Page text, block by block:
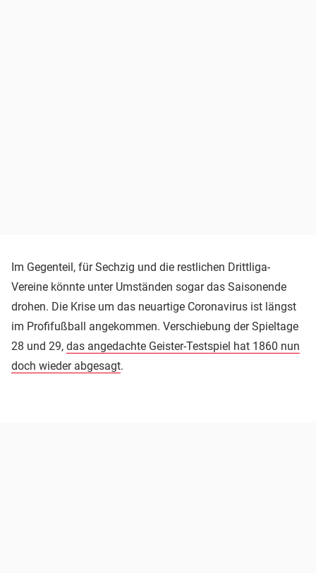
Im Gegenteil, für Sechzig und die restlichen Drittliga-
Vereine könnte unter Umständen sogar das Saisonende
drohen. Die Krise um das neuartige Coronavirus ist längst
im Profifußball angekommen. Verschiebung der Spieltage
28 und 29, das angedachte Geister-Testspiel hat 1860 nun
doch wieder abgesagt.